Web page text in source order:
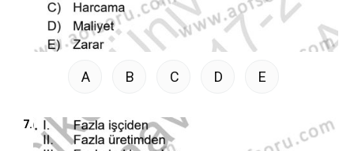
A B C D E
7.